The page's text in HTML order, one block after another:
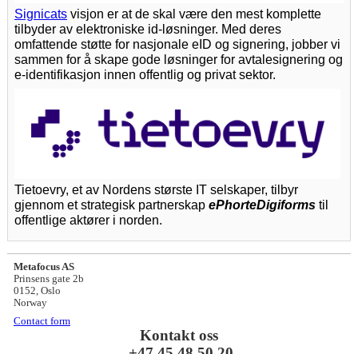
Signicats visjon er at de skal være den mest komplette
tilbyder av elektroniske id-løsninger. Med deres
omfattende støtte for nasjonale eID og signering, jobber vi
sammen for å skape gode løsninger for avtalesignering og
e-identifikasjon innen offentlig og privat sektor.
Tietoevry, et av Nordens største IT selskaper, tilbyr
gjennom et strategisk partnerskap ePhorteDigiforms til
offentlige aktører i norden.
Metafocus AS
Prinsens gate 2b
0152, Oslo
Norway
Contact form
Kontakt oss